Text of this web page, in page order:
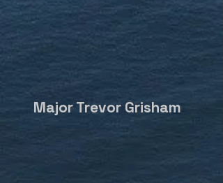
Major Trevor Grisham